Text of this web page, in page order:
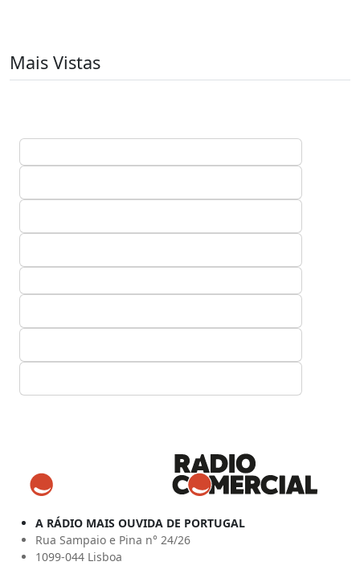
Mais Vistas
A RÁDIO MAIS OUVIDA DE PORTUGAL
Rua Sampaio e Pina n° 24/26
1099-044 Lisboa